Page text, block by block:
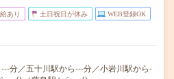
あり 土日祝日が休み WEB登録OK
分／五十川駅から---分／小岩川駅から-